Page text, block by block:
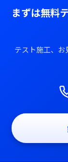
まずは無料
テスト施工、お